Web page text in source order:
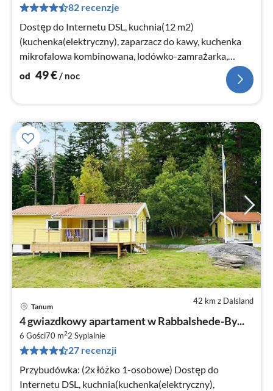
82 recenzje
Dostęp do Internetu DSL, kuchnia(12 m2)
(kuchenka(elektryczny), zaparzacz do kawy, kuchenka
mikrofalowa kombinowana, lodówko-zamrażarka,
krzesło dziecięce, woda ze studni)
od 49€ / noc
42 km z Dalsland
Tanum
4 gwiazdkowy apartament w Rabbalshede-By...
6 Gości70 m22 Sypialnie
27 recenzji
Przybudówka: (2x łóżko 1-osobowe) Dostęp do
Internetu DSL, kuchnia(kuchenka(elektryczny),